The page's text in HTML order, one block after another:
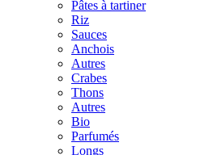
Pâtes à tartiner
Riz
Sauces
Anchois
Autres
Crabes
Thons
Autres
Bio
Parfumés
Longs